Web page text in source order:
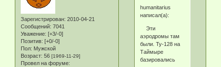
Зарегистрирован: 2010-04-21
Сообщений: 7041
Уважение: [+3/-0]
Позитив: [+0/-0]
Пол: Мужской
Возраст: 56 [1969-11-29]
Провел на форуме:
humanitarius
написал(а):
Эти
аэродромы там
были. Ту-128 на
Таймыре
базировались